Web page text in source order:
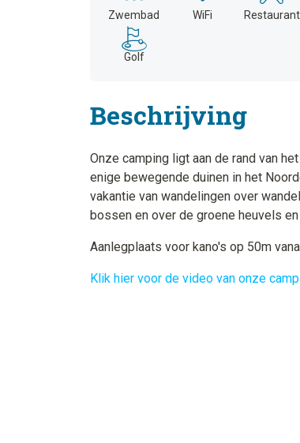
Zwembad WiFi Restaurant
Golf
Beschrijving
Onze camping ligt aan de rand van
enige bewegende duinen in het
vakantie van wandelingen over
bossen en over de groene heuvels
Aanlegplaats voor kano's op 50m
Klik hier voor de video van onze